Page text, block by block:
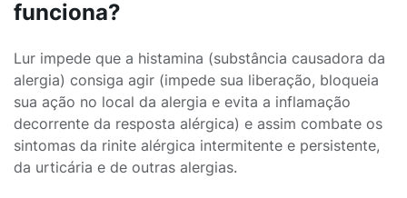
funciona?
Lur impede que a histamina (substância causadora da
alergia) consiga agir (impede sua liberação, bloqueia
sua ação no local da alergia e evita a inflamação
decorrente da resposta alérgica) e assim combate os
sintomas da rinite alérgica intermitente e persistente,
da urticária e de outras alergias.